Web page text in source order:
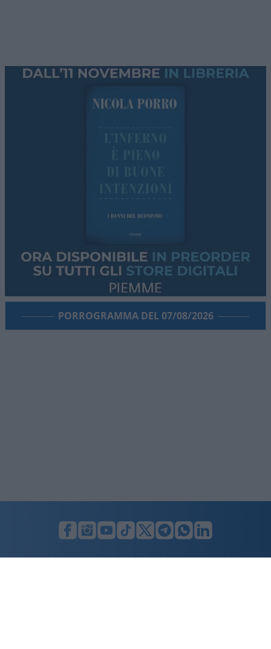
PORROGRAMMA DEL 07/08/2026
LUNIFIN S.r.l. a socio unico. Sede legale Milano, Largo F. Richini, 2/A,